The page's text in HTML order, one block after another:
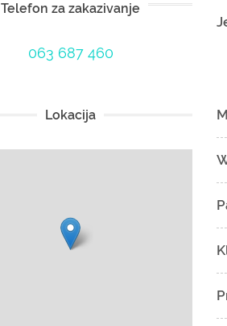
Telefon za zakazivanje
063 687 460
Lokacija